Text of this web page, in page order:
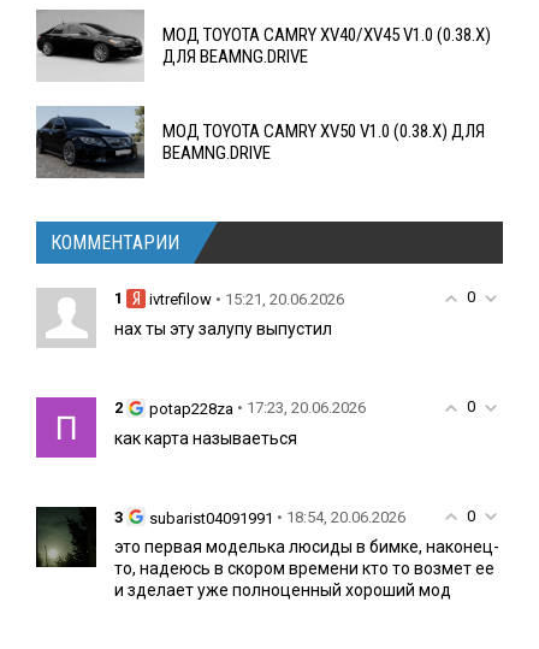
МОД TOYOTA CAMRY XV40/XV45 V1.0 (0.38.X)
ДЛЯ BEAMNG.DRIVE
МОД TOYOTA CAMRY XV50 V1.0 (0.38.X) ДЛЯ
BEAMNG.DRIVE
КОММЕНТАРИИ
0
1 ivtrefilow • 15:21, 20.06.2026
нах ты эту залупу выпустил
0
2 potap228za • 17:23, 20.06.2026
как карта называеться
0
3 subarist04091991 • 18:54, 20.06.2026
это первая моделька люсиды в бимке, наконец-
то, надеюсь в скором времени кто то возмет ее
и зделает уже полноценный хороший мод